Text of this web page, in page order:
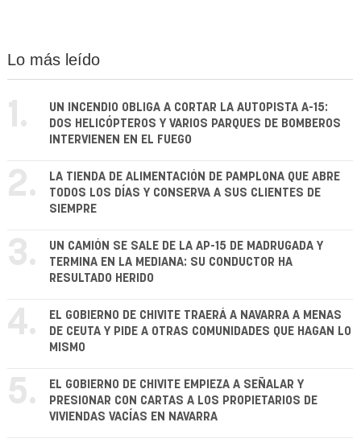
Lo más leído
1.
UN INCENDIO OBLIGA A CORTAR LA AUTOPISTA A-15:
DOS HELICÓPTEROS Y VARIOS PARQUES DE BOMBEROS
INTERVIENEN EN EL FUEGO
2.
LA TIENDA DE ALIMENTACIÓN DE PAMPLONA QUE ABRE
TODOS LOS DÍAS Y CONSERVA A SUS CLIENTES DE
SIEMPRE
3.
UN CAMIÓN SE SALE DE LA AP-15 DE MADRUGADA Y
TERMINA EN LA MEDIANA: SU CONDUCTOR HA
RESULTADO HERIDO
4.
EL GOBIERNO DE CHIVITE TRAERÁ A NAVARRA A MENAS
DE CEUTA Y PIDE A OTRAS COMUNIDADES QUE HAGAN LO
MISMO
5.
EL GOBIERNO DE CHIVITE EMPIEZA A SEÑALAR Y
PRESIONAR CON CARTAS A LOS PROPIETARIOS DE
VIVIENDAS VACÍAS EN NAVARRA